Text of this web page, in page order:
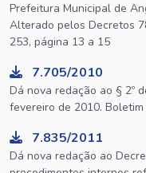
Prefeitura Municipal de
Alterado pelos Decretos
253, página 13 a 15
7.705/2010
Dá nova redação ao § 2º
fevereiro de 2010.
7.835/2011
Dá nova redação ao